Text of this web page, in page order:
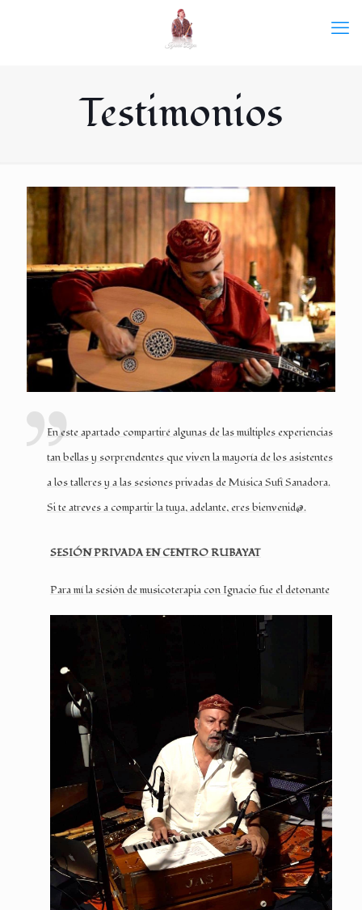
Testimonios
En este apartado compartiré algunas de las múltiples experiencias
tan bellas y sorprendentes que viven la mayoría de los asistentes
a los talleres y a las sesiones privadas de Música Sufí Sanadora.
Si te atreves a compartir la tuya, adelante, eres bienvenid@.
SESIÓN PRIVADA EN CENTRO RUBAYAT
Para míla sesión de musicoterapia con Ignacio fue el detonante